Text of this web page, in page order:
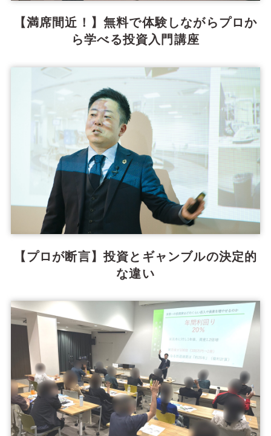
【満席間近！】無料で体験しながらプロか
ら学べる投資入門講座
【プロが断言】投資とギャンブルの決定的
な違い